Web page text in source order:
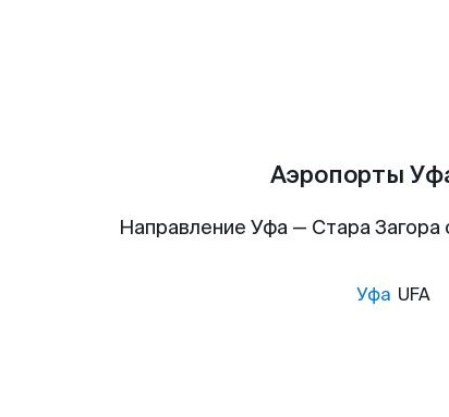
Аэропорты
Направление Уфа — Стара
Уфа UFA